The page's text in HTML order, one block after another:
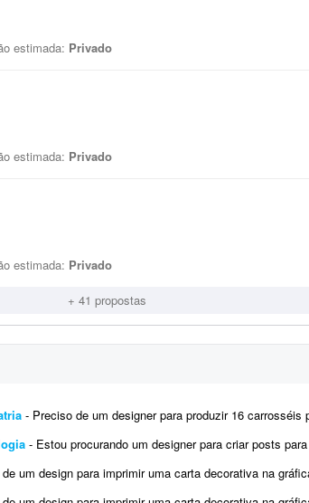
estimada: Privado
estimada: Privado
estimada: Privado
+ 41 propostas
- Preciso de um designer para produzir 16 carrosséis para Instagram (aproximadamente 5 slides
- Estou procurando um designer para criar posts para o Instagram da D'Orsay Studio, uma empresa
para imprimir uma carta decorativa na gráfica. A arte deve ser editável em PDF,